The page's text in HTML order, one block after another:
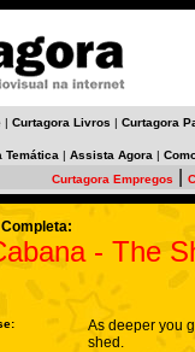
| Curtagora Livros | Curtagora
Temática | Assista Agora |
Curtagora Empregos
Completa:
- The
As deeper you
shed.